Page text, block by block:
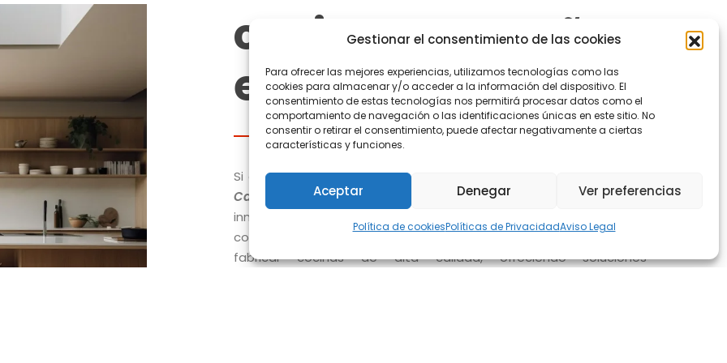
Gestionar el consentimiento de las cookies
Para ofrecer las mejores experiencias, utilizamos tecnologías como las
cookies para almacenar y/o acceder a la información del dispositivo. El
consentimiento de estas tecnologías nos permitirá procesar datos como el
comportamiento de navegación o las identificaciones únicas en este sitio. No
consentir o retirar el consentimiento, puede afectar negativamente a ciertas
características y funciones.
Aceptar Denegar Ver preferencias
Política de cookiesPolíticas de PrivacidadAviso Legal
cocinas pequeñas
en Carcaixent
Si estás en la búsqueda de una
Carcaixent
, ya sea para disfrutar de la funcionalidad y el diseño
innovador, te invitamos a explorar nuestra exclusiva gama de
cocinas en Alzira. En nuestra empresa, nos dedicamos a diseñar y
fabricar cocinas de alta calidad, ofreciendo soluciones